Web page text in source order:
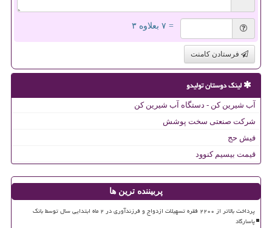
= ۷ بعلاوه ۳
فرستادن کامنت
لینک دوستان تولیدو
آب شیرین کن - دستگاه آب شیرین کن
شرکت صنعتی سخت پوشش
فیش حج
قیمت بیسیم کنوود
پربیننده ترین ها
پرداخت بالاتر از ۲۲۰۰ فقره تسهیلات ازدواج و فرزندآوری در ۲ ماه ابتدایی سال توسط بانک
پاسارگاد